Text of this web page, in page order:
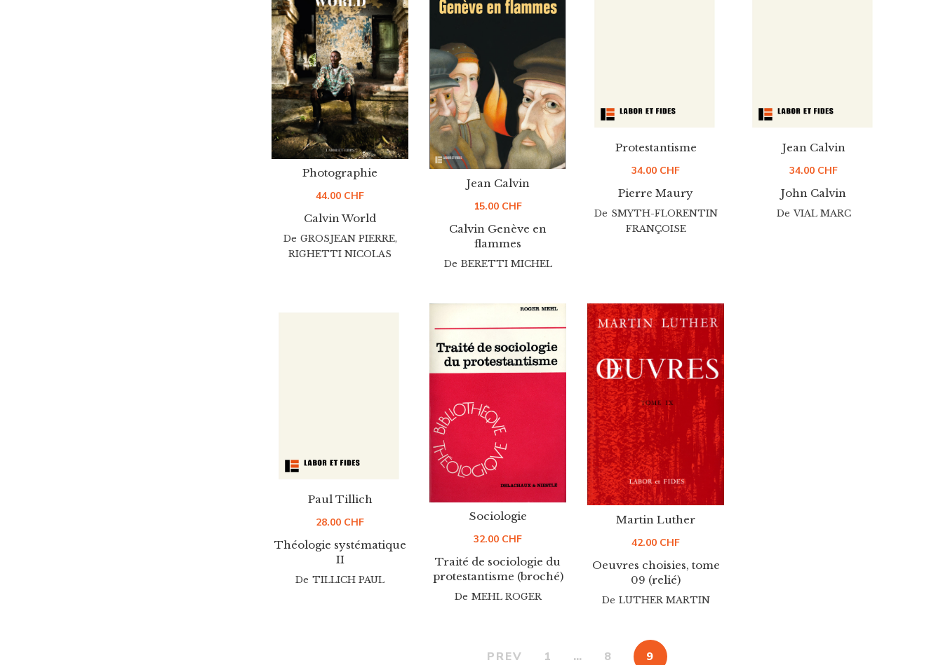
Calvin World
Photographie
44.00 CHF
De GROSJEAN PIERRE,
RIGHETTI NICOLAS
Calvin Genève en
flammes
Jean Calvin
15.00 CHF
De BERETTI MICHEL
Pierre Maury
Protestantisme
34.00 CHF
De SMYTH-FLORENTIN
FRANÇOISE
John Calvin
Jean Calvin
34.00 CHF
De VIAL MARC
Théologie systématique
II
Paul Tillich
28.00 CHF
De TILLICH PAUL
Traité de sociologie du
protestantisme (broché)
Sociologie
32.00 CHF
De MEHL ROGER
Oeuvres choisies, tome
09 (relié)
Martin Luther
42.00 CHF
De LUTHER MARTIN
PREV 1 … 8 9